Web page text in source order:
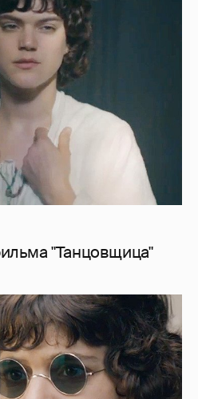
"Танцовщица"